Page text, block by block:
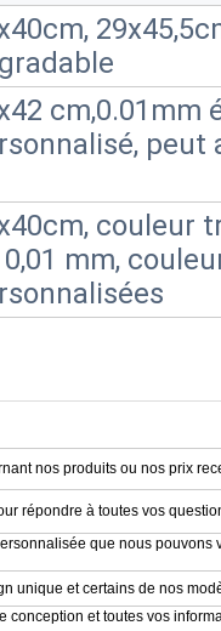
cm,0.01mm
peut
couleur
0,01 mm,
nos produits ou nos prix
répondre à toutes vos
que nous pouvons
unique et certains de nos
conception et toutes vos